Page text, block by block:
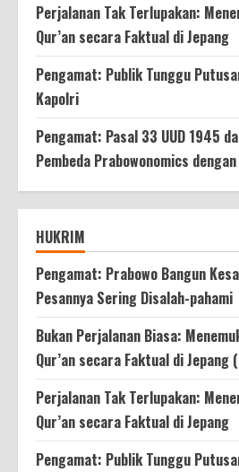
Perjalanan Tak Terlupakan:
Qur’an secara Faktual di Jepang
Pengamat: Publik Tunggu
Kapolri
Pengamat: Pasal 33 UUD 1945
Pembeda Prabowonomics
HUKRIM
Pengamat: Prabowo Bangun
Pesannya Sering Disalah-pahami
Bukan Perjalanan Biasa:
Qur’an secara Faktual di Jepang
Perjalanan Tak Terlupakan:
Qur’an secara Faktual di Jepang
Pengamat: Publik Tunggu